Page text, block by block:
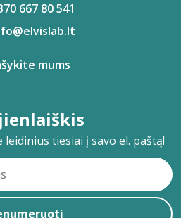
667 80 541
mums
tiesiai į savo el. paštą!